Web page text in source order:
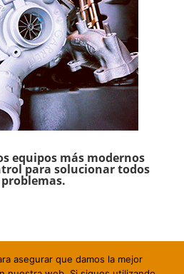
equipos más modernos
para solucionar todos
asegurar que damos la mejor